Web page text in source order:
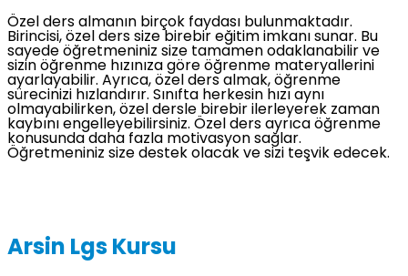
Özel ders almanın birçok faydası bulunmaktadır.
Birincisi, özel ders size birebir eğitim imkanı sunar. Bu
sayede öğretmeniniz size tamamen odaklanabilir ve
sizin öğrenme hızınıza göre öğrenme materyallerini
ayarlayabilir. Ayrıca, özel ders almak, öğrenme
sürecinizi hızlandırır. Sınıfta herkesin hızı aynı
olmayabilirken, özel dersle birebir ilerleyerek zaman
kaybını engelleyebilirsiniz. Özel ders ayrıca öğrenme
konusunda daha fazla motivasyon sağlar.
Öğretmeniniz size destek olacak ve sizi teşvik edecek.
Arsin Lgs Kursu